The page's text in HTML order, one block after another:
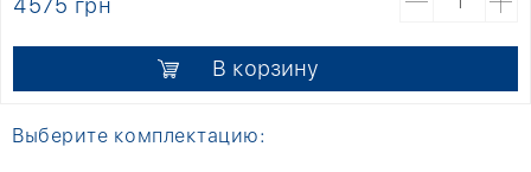
4575 грн
В корзину
Выберите комплектацию: